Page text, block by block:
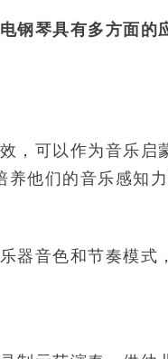
钢琴具有多方面的
，可以作为音乐
他们的音乐感知力
器音色和节奏模